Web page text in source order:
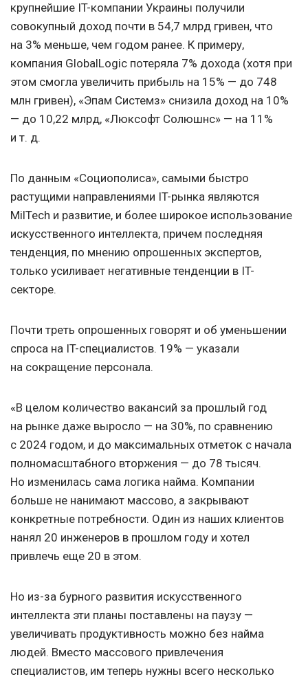
крупнейшие IT-компании Украины получили
совокупный доход почти в 54,7 млрд гривен, что
на 3% меньше, чем годом ранее. К примеру,
компания GlobalLogic потеряла 7% дохода (хотя при
этом смогла увеличить прибыль на 15% — до 748
млн гривен), «Эпам Системз» снизила доход на 10%
— до 10,22 млрд, «Люксофт Солюшнс» — на 11%
и т. д.
По данным «Социополиса», самыми быстро
растущими направлениями IT-рынка являются
MilTech и развитие, и более широкое использование
искусственного интеллекта, причем последняя
тенденция, по мнению опрошенных экспертов,
только усиливает негативные тенденции в IT-
секторе.
Почти треть опрошенных говорят и об уменьшении
спроса на IT-специалистов. 19% — указали
на сокращение персонала.
«В целом количество вакансий за прошлый год
на рынке даже выросло — на 30%, по сравнению
с 2024 годом, и до максимальных отметок с начала
полномасштабного вторжения — до 78 тысяч.
Но изменилась сама логика найма. Компании
больше не нанимают массово, а закрывают
конкретные потребности. Один из наших клиентов
нанял 20 инженеров в прошлом году и хотел
привлечь еще 20 в этом.
Но из-за бурного развития искусственного
интеллекта эти планы поставлены на паузу —
увеличивать продуктивность можно без найма
людей. Вместо массового привлечения
специалистов, им теперь нужны всего несколько